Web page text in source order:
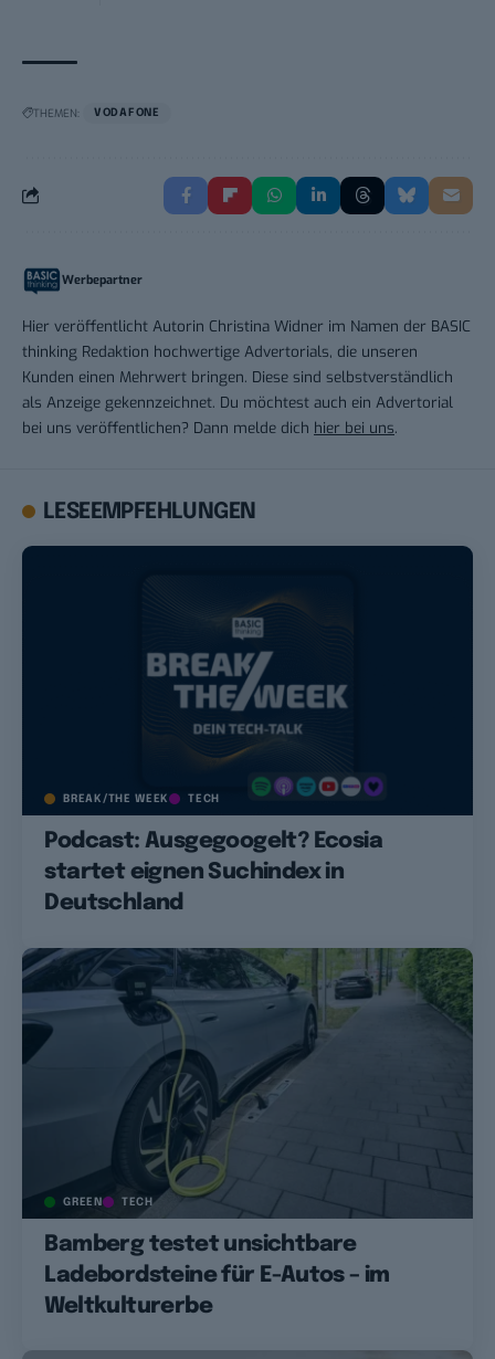
THEMEN: VODAFONE
Werbepartner
Hier veröffentlicht Autorin Christina Widner im Namen der BASIC
thinking Redaktion hochwertige Advertorials, die unseren
Kunden einen Mehrwert bringen. Diese sind selbstverständlich
als Anzeige gekennzeichnet. Du möchtest auch ein Advertorial
bei uns veröffentlichen? Dann melde dich hier bei uns.
LESEEMPFEHLUNGEN
BREAK/THE WEEK TECH
Podcast: Ausgegoogelt? Ecosia
startet eignen Suchindex in
Deutschland
GREEN TECH
Bamberg testet unsichtbare
Ladebordsteine für E-Autos – im
Weltkulturerbe